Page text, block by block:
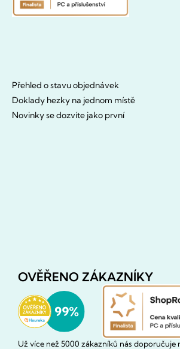
Přehled o stavu objednávek
Doklady hezky na jednom místě
Novinky se dozvíte jako první
OVĚŘENO ZÁKAZNÍKY
Už více než 5000 zákazníků nás doporučuje